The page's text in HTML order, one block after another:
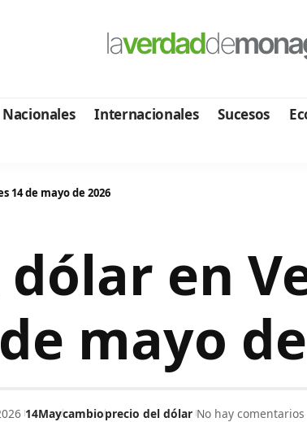
Nacionales Internacionales Sucesos
14 de mayo de 2026
en
mayo
14Maycambioprecio del dólar No hay comentarios